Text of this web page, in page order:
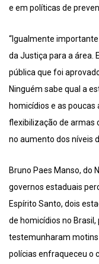
e em políticas de
“Igualmente
da Justiça para a área.
pública que foi
Ninguém sabe qual a
homicídios e as
flexibilização de armas
no aumento dos níveis
Bruno Paes Manso, do
governos estaduais
Espírito Santo, dois
de homicídios no
testemunharam motins
polícias enfraqueceu o